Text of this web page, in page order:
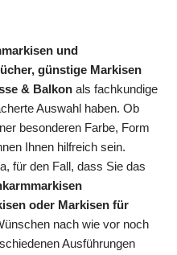
und
günstige Markisen
& Balkon als fachkundige
Auswahl haben. Ob
besonderen Farbe, Form
Ihnen hilfreich sein.
für den Fall, dass Sie das
oder Markisen für
nach wie vor noch
Ausführungen